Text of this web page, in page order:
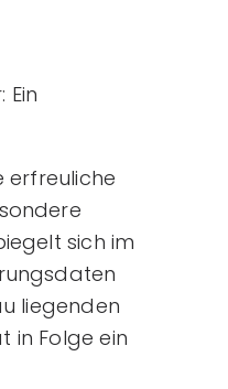
erfreuliche
sich im
liegenden
in Folge ein